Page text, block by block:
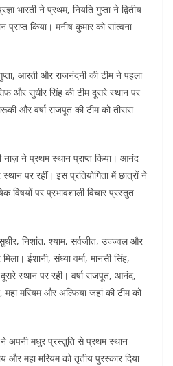
भारती ने प्रथम, नियति गुप्ता ने द्वितीय
किया। मनीष कुमार को सांत्वना
आरती और राजनंदनी की टीम ने पहला
और सुधीर सिंह की टीम दूसरे स्थान पर
और वर्षा राजपूत की टीम को तीसरा
नाज़ ने प्रथम स्थान प्राप्त किया। आनंद
पर रहीं। इस प्रतियोगिता में छात्रों ने
विषयों पर प्रभावशाली विचार प्रस्तुत
निशांत, श्याम, सर्वजीत, उज्ज्वल और
ईशानी, संध्या वर्मा, मानसी सिंह,
स्थान पर रही। वर्षा राजपूत, आनंद,
महा मरियम और अल्फिया जहां की टीम को
ने अपनी मधुर प्रस्तुति से प्रथम स्थान
और महा मरियम को तृतीय पुरस्कार दिया